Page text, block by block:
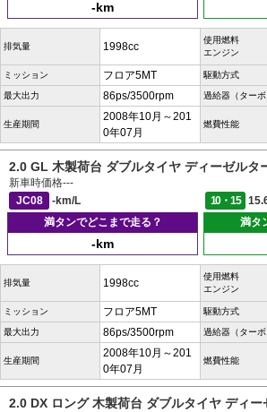
-km
排気量 1998cc
使用燃料
エンジン
ミッション フロア5MT 駆動方式
最大出力 86ps/3500rpm 過給器（ターボ
生産期間
2008年10月～201
0年07月
燃費性能
2.0 GL 木製荷台 ダブルタイヤ ディーゼルタ
新車時価格---
JC08
-km/L 10・15
満タンでどこまで走る？
-km
満タ
排気量 1998cc
使用燃料
エンジン
ミッション フロア5MT 駆動方式
最大出力 86ps/3500rpm 過給器（ターボ
生産期間
2008年10月～201
0年07月
燃費性能
2.0 DX ロング 木製荷台 ダブルタイヤ ディー